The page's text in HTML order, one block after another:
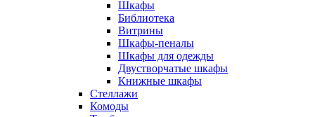
Шкафы
Библиотека
Витрины
Шкафы-пеналы
Шкафы для одежды
Двустворчатые шкафы
Книжные шкафы
Стеллажи
Комоды